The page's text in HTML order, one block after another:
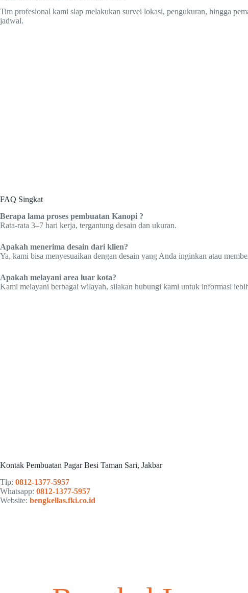
Tim profesional kami siap melakukan survei lokasi, pengukuran, hingga
jadwal.
FAQ Singkat
Berapa lama proses pembuatan Kanopi ?
Rata-rata 3–7 hari kerja, tergantung desain dan ukuran.
Apakah menerima desain dari klien?
Ya, kami bisa menyesuaikan dengan desain yang Anda inginkan atau
Apakah melayani area luar kota?
Kami melayani berbagai wilayah, silakan hubungi kami untuk informasi
Kontak Pembuatan Pagar Besi Taman Sari, Jakbar
Tlp: 0812-1377-5957
Whatsapp: 0812-1377-5957
Website: bengkellas.fki.co.id